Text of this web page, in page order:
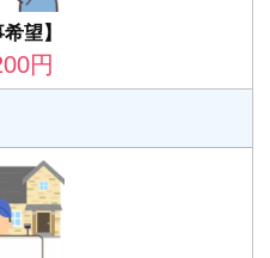
希望】
円